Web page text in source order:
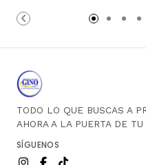
Carro
TODO LO QUE BUSCAS A
AHORA A LA PUERTA DE TU
SÍGUENOS